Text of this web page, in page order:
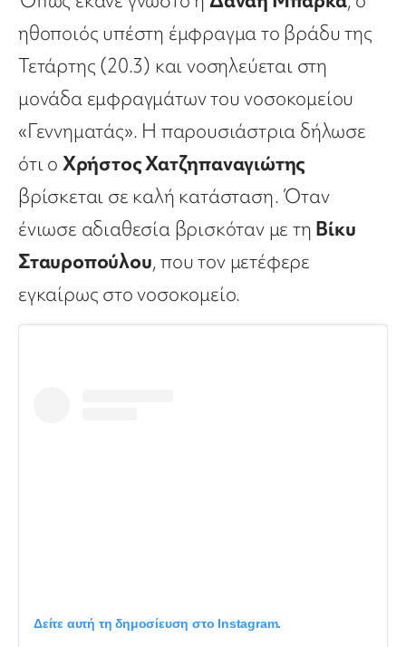
ηθοποιός υπέστη έμφραγμα το βράδυ της
Τετάρτης (20.3) και νοσηλεύεται στη
μονάδα εμφραγμάτων του νοσοκομείου
«Γεννηματάς». Η παρουσιάστρια δήλωσε
ότι ο Χρήστος Χατζηπαναγιώτης
βρίσκεται σε καλή κατάσταση. Όταν
ένιωσε αδιαθεσία βρισκόταν με τη Βίκυ
Σταυροπούλου, που τον μετέφερε
εγκαίρως στο νοσοκομείο.
Δείτε αυτή τη δημοσίευση στο Instagram.